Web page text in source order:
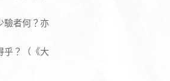
驗者何？亦
乎？（《大